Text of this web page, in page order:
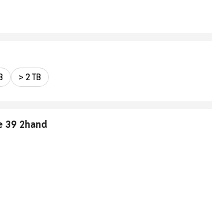
> 2 TB
39 2hand